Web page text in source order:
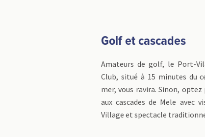
Golf et cascades
Amateurs de golf, le Port-
Club, situé à 15 minutes du
mer, vous ravira. Sinon,
aux cascades de Mele avec
Village et spectacle